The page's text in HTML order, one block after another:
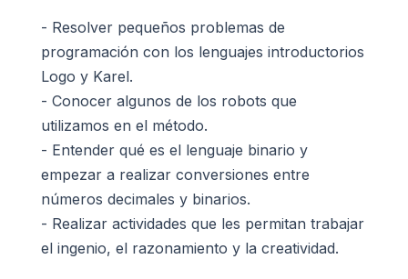
- Resolver pequeños problemas de
programación con los lenguajes introductorios
Logo y Karel.
- Conocer algunos de los robots que
utilizamos en el método.
- Entender qué es el lenguaje binario y
empezar a realizar conversiones entre
números decimales y binarios.
- Realizar actividades que les permitan trabajar
el ingenio, el razonamiento y la creatividad.